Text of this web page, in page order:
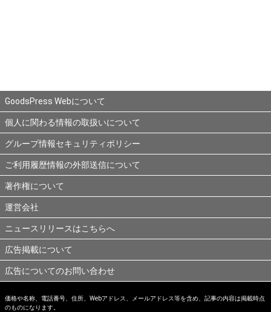
GoodsPress Webについて
個人に関わる情報の取扱いについて
グループ情報セキュリティポリシー
ご利用履歴情報の外部送信について
著作権について
運営会社
ニュースリリースはこちらへ
広告掲載について
広告についてのお問い合わせ
価格や名称、電話番号、住所、Webアドレス、メールアドレス等を含め、記事の内容は掲載時点
のものになります。